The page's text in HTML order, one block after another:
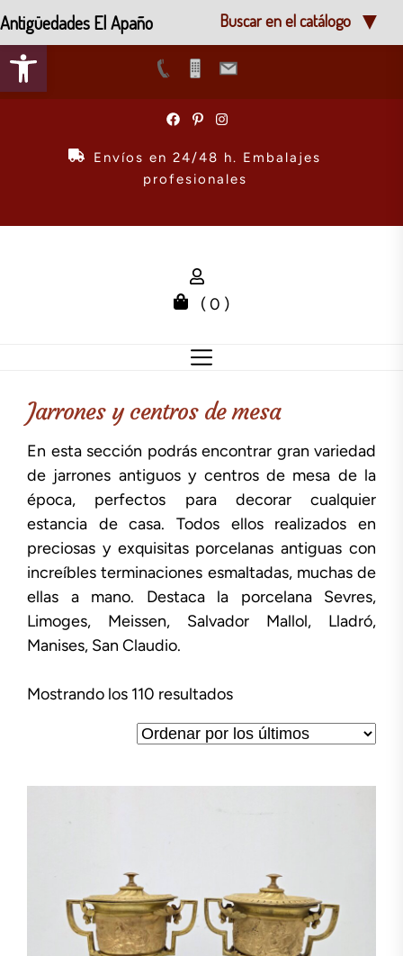
Abrir barra de herramientas
Envíos en 24/48 h. Embalajes
profesionales
( 0 )
Jarrones y centros de mesa
En esta sección podrás encontrar gran variedad
de jarrones antiguos y centros de mesa de la
época, perfectos para decorar cualquier
estancia de casa. Todos ellos realizados en
preciosas y exquisitas porcelanas antiguas con
increíbles terminaciones esmaltadas, muchas de
ellas a mano. Destaca la porcelana Sevres,
Limoges, Meissen, Salvador Mallol, Lladró,
Manises, San Claudio.
Mostrando los 110 resultadosOrdenado
los
Antigüedades El Apaño Buscar en el catálogo